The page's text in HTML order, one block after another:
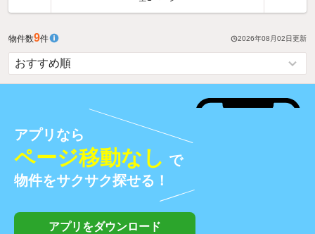
物件数9件 2026年08月02日更新
アプリなら
ページ移動なし で
物件をサクサク探せる！
アプリをダウンロード